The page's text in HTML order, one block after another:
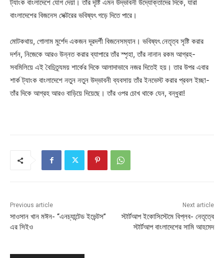
ট্যাংক বাংলাদেশে যোগ দেয়া। তাঁর দৃষ্টি এমন উদ্ভাবনী উদ্যোক্তাদের দিকে, যারা
বাংলাদেশের বিজনেস সেক্টরের ভবিষ্যৎ গড়ে দিতে পারে।
মোটকথায়, গোলাম মুর্শেদ একজন দূরদর্শী বিজনেসম্যান। ভবিষ্যৎ নেতৃত্ব সৃষ্টি করার
দর্শন, নিজেকে আরও উন্নত করার ব্যাপারে তাঁর স্পৃহা, তাঁর নানান রকম আগ্রহ-
সবমিলিয়ে এই বৈচিত্র্যময় শার্কের দিকে আলাদাভাবে নজর দিতেই হয়। তার উপর এবার
শার্ক ট্যাংক বাংলাদেশে নতুন নতুন উদ্ভাবনী ব্যবসায় তাঁর ইনভেস্ট করার প্রবল ইচ্ছা-
তাঁর দিকে আগ্রহ আরও বাড়িয়ে দিয়েছে। তাঁর ওপর চোখ থাকে যেন, বন্ধুরা!
Previous article
সাওসান খান মঈন- “এনচ্যান্টেড ইভেন্টস”
এর সিইও
Next article
স্টার্টআপ ইকোসিস্টেমে বিপ্লব- নেতৃত্বে
স্টার্টআপ বাংলাদেশের সামি আহমেদ